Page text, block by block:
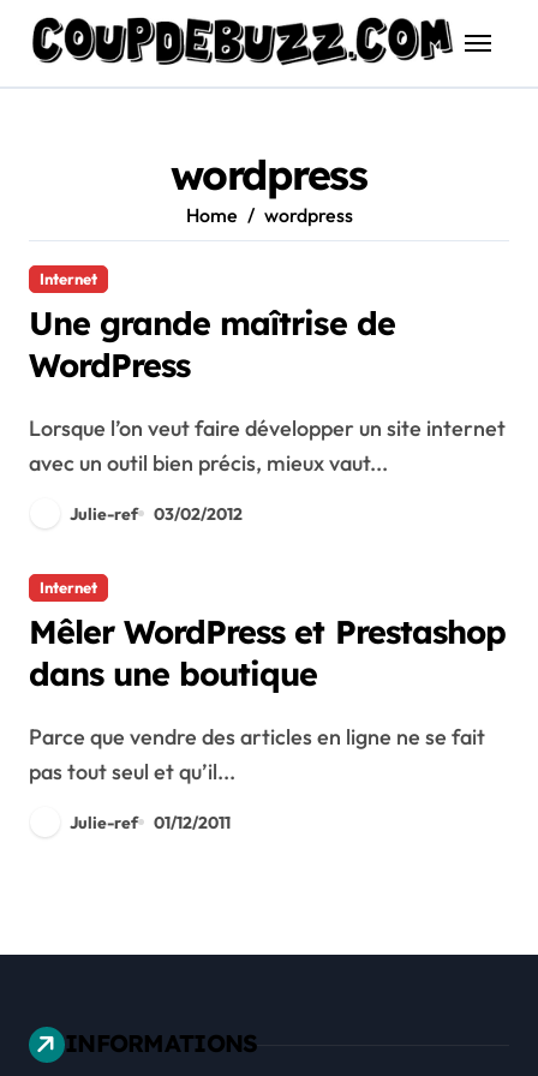
content
wordpress
Home wordpress
Internet
Une grande maîtrise de
WordPress
Lorsque l’on veut faire développer un site internet
avec un outil bien précis, mieux vaut...
Julie-ref 03/02/2012
Internet
Mêler WordPress et Prestashop
dans une boutique
Parce que vendre des articles en ligne ne se fait
pas tout seul et qu’il...
Julie-ref 01/12/2011
INFORMATIONS